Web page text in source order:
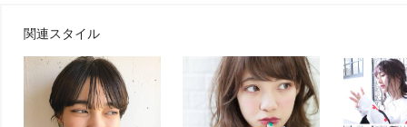
関連スタイル